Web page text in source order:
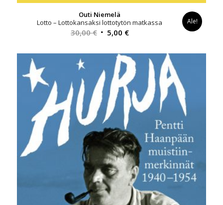
Outi Niemelä
Lotto – Lottokansaksi lottotytön matkassa
30,00€ Alkuperäinen
oli:
30,00 €.
5,00 €Nykyinen
on:
5,00 €.
Ale!